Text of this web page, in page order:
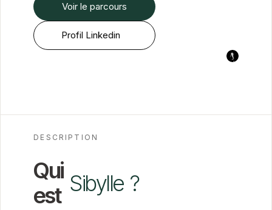
Voir le parcours
Profil Linkedin
DESCRIPTION
Qui
est Sibylle ?